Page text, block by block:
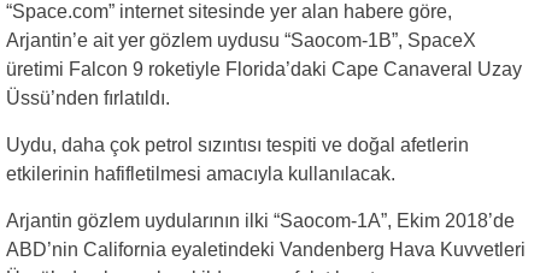
“Space.com” internet sitesinde yer alan habere göre,
Arjantin’e ait yer gözlem uydusu “Saocom-1B”, SpaceX
üretimi Falcon 9 roketiyle Florida’daki Cape Canaveral Uzay
Üssü’nden fırlatıldı.
Uydu, daha çok petrol sızıntısı tespiti ve doğal afetlerin
etkilerinin hafifletilmesi amacıyla kullanılacak.
Arjantin gözlem uydularının ilki “Saocom-1A”, Ekim 2018’de
ABD’nin California eyaletindeki Vandenberg Hava Kuvvetleri